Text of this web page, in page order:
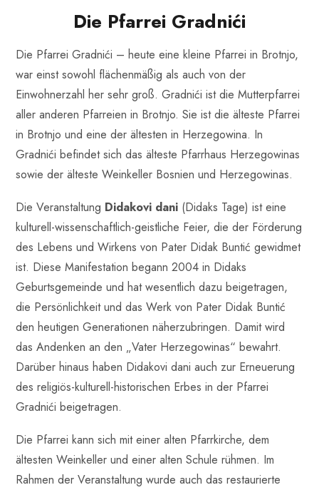
Die Pfarrei Gradnići
Die Pfarrei Gradnići – heute eine kleine Pfarrei in Brotnjo,
war einst sowohl flächenmäßig als auch von der
Einwohnerzahl her sehr groß. Gradnići ist die Mutterpfarrei
aller anderen Pfarreien in Brotnjo. Sie ist die älteste Pfarrei
in Brotnjo und eine der ältesten in Herzegowina. In
Gradnići befindet sich das älteste Pfarrhaus Herzegowinas
sowie der älteste Weinkeller Bosnien und Herzegowinas.
Die Veranstaltung Didakovi dani (Didaks Tage) ist eine
kulturell-wissenschaftlich-geistliche Feier, die der Förderung
des Lebens und Wirkens von Pater Didak Buntić gewidmet
ist. Diese Manifestation begann 2004 in Didaks
Geburtsgemeinde und hat wesentlich dazu beigetragen,
die Persönlichkeit und das Werk von Pater Didak Buntić
den heutigen Generationen näherzubringen. Damit wird
das Andenken an den „Vater Herzegowinas“ bewahrt.
Darüber hinaus haben Didakovi dani auch zur Erneuerung
des religiös-kulturell-historischen Erbes in der Pfarrei
Gradnići beigetragen.
Die Pfarrei kann sich mit einer alten Pfarrkirche, dem
ältesten Weinkeller und einer alten Schule rühmen. Im
Rahmen der Veranstaltung wurde auch das restaurierte